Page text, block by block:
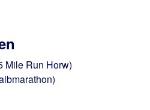
Mile Run Horw)